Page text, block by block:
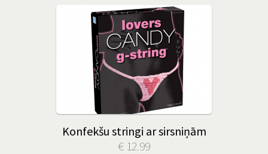
Konfekšu stringi ar sirsniņām
€ 12.99